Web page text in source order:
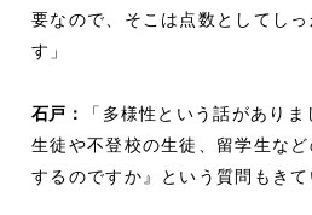
要なので、そこは点数としてし
す」
石戸 ：
「多様性という話があり
生徒や不登校の生徒、留学生な
するのですか』という質問もきて